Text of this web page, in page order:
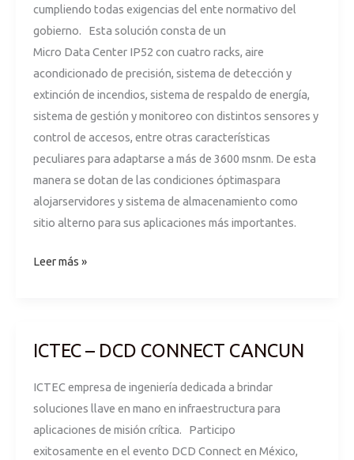
cumpliendo todas exigencias del ente normativo del
gobierno. Esta solución consta de un
Micro Data Center IP52 con cuatro racks, aire
acondicionado de precisión, sistema de detección y
extinción de incendios, sistema de respaldo de energía,
sistema de gestión y monitoreo con distintos sensores y
control de accesos, entre otras características
peculiares para adaptarse a más de 3600 msnm. De esta
manera se dotan de las condiciones óptimaspara
alojarservidores y sistema de almacenamiento como
sitio alterno para sus aplicaciones más importantes.
ALTERNO
Leer más »
ICTEC – DCD CONNECT CANCUN
ICTEC empresa de ingeniería dedicada a brindar
soluciones llave en mano en infraestructura para
aplicaciones de misión crítica. Participo
exitosamente en el evento DCD Connect en México,
ICTEC
DCD
CONNECT
CANCUN